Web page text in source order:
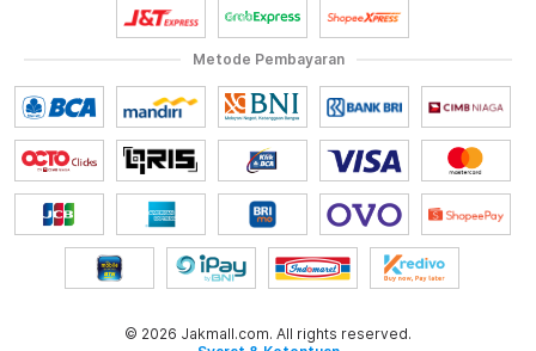
Metode Pembayaran
© 2026 Jakmall.com. All rights reserved.